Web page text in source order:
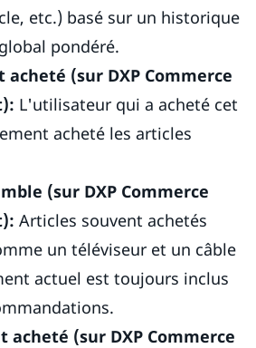
etc.) basé sur un historique
pondéré.
acheté (sur DXP Commerce
L'utilisateur qui a acheté cet
acheté les articles
(sur DXP Commerce
Articles souvent achetés
un téléviseur et un câble
actuel est toujours inclus
acheté (sur DXP Commerce